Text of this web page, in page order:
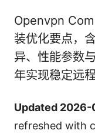
Openvpn
装优化要点，
异、性能参数
年实现稳定远
Updated 2026-
refreshed with